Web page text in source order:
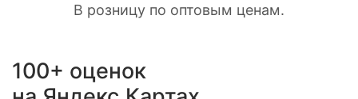
В розницу по оптовым ценам.
100+ оценок